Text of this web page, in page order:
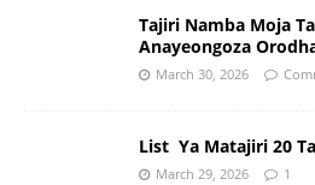
Tajiri Namba Moja
Anayeongoza
March 30, 2026
List Ya Matajiri 20
March 29, 2026 1